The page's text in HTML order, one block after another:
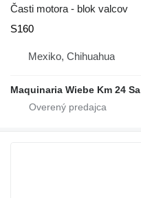
Časti motora - blok valcov
S160
Mexiko, Chihuahua
Maquinaria Wiebe Km 24 Sa